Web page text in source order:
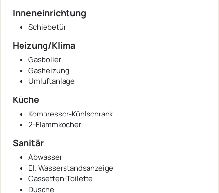
Inneneinrichtung
Schiebetür
Heizung/Klima
Gasboiler
Gasheizung
Umluftanlage
Küche
Kompressor-Kühlschrank
2-Flammkocher
Sanitär
Abwasser
El. Wasserstandsanzeige
Cassetten-Toilette
Dusche